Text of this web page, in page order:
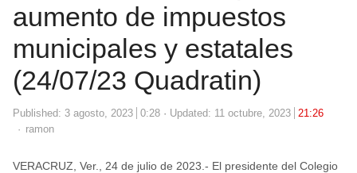
aumento de impuestos
municipales y estatales
(24/07/23 Quadratin)
Published: 3 agosto, 2023 0:28 Updated: 11 octubre, 2023
21:26
Author
ramon
VERACRUZ, Ver., 24 de julio de 2023.- El presidente del Colegio